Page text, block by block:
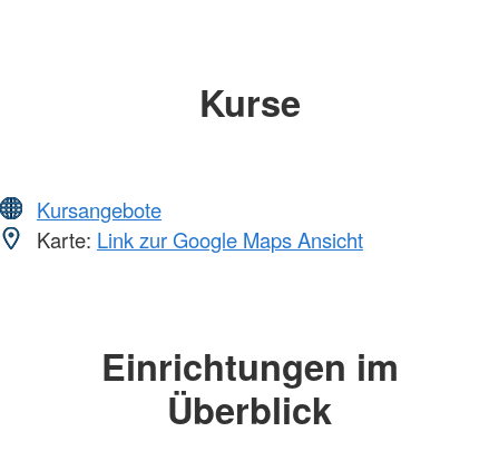
Kurse
Kursangebote
Karte: Link zur Google Maps Ansicht
Einrichtungen im
Überblick